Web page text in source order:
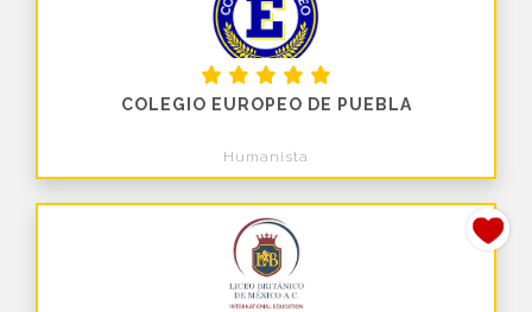
COLEGIO EUROPEO DE PUEBLA
Humanista